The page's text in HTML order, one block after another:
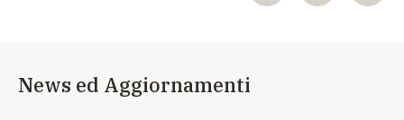
News ed Aggiornamenti